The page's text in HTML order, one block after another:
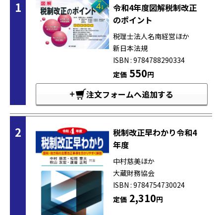
1
令和4年度図解税制改正
のポイント
税理士法人名南経営ほか
新日本法規
ISBN : 9784788290334
定価550円
注文フォームへ追加する
2
税制改正早わかり令和4
年度
中村慈美ほか
大蔵財務協会
ISBN : 9784754730024
定価2,310円